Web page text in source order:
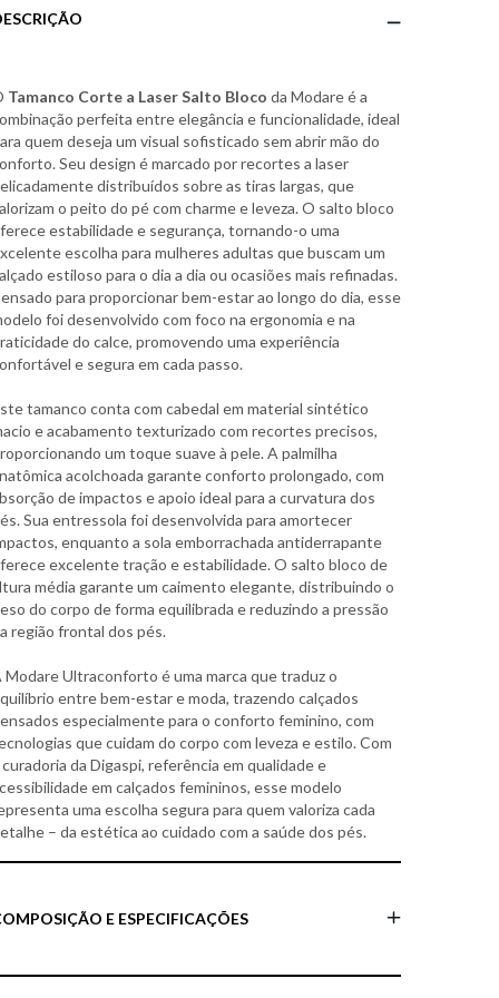
Tamanco Corte a Laser Salto Bloco da Modare é a
perfeita entre elegância e funcionalidade, ideal
quem deseja um visual sofisticado sem abrir mão do
Seu design é marcado por recortes a laser
distribuídos sobre as tiras largas, que
o peito do pé com charme e leveza. O salto bloco
estabilidade e segurança, tornando-o uma
escolha para mulheres adultas que buscam um
estiloso para o dia a dia ou ocasiões mais refinadas.
para proporcionar bem-estar ao longo do dia, esse
foi desenvolvido com foco na ergonomia e na
do calce, promovendo uma experiência
e segura em cada passo.
tamanco conta com cabedal em material sintético
e acabamento texturizado com recortes precisos,
um toque suave à pele. A palmilha
acolchoada garante conforto prolongado, com
de impactos e apoio ideal para a curvatura dos
Sua entressola foi desenvolvida para amortecer
enquanto a sola emborrachada antiderrapante
excelente tração e estabilidade. O salto bloco de
média garante um caimento elegante, distribuindo o
do corpo de forma equilibrada e reduzindo a pressão
região frontal dos pés.
Modare Ultraconforto é uma marca que traduz o
entre bem-estar e moda, trazendo calçados
especialmente para o conforto feminino, com
que cuidam do corpo com leveza e estilo. Com
curadoria da Digaspi, referência em qualidade e
em calçados femininos, esse modelo
uma escolha segura para quem valoriza cada
– da estética ao cuidado com a saúde dos pés.
E ESPECIFICAÇÕES